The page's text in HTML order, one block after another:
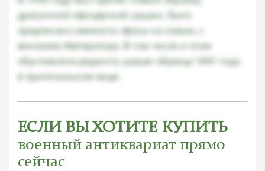
драгунской офицерской шашки, было
предписано заменить эфесы на новые, с
вензелем Императора. В том числе и этим
обусловлена редкость шашек образца 1881 года
в оригинальном виде.
ЕСЛИ ВЫ ХОТИТЕ КУПИТЬ
военный антиквариат прямо
сейчас